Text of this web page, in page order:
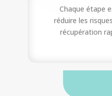
Chaque étape
réduire les
récupération